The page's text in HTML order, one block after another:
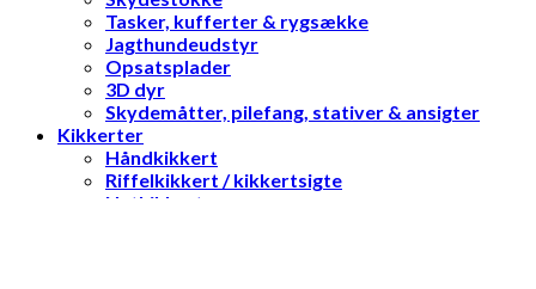
Tasker, kufferter & rygsække
Jagthundeudstyr
Opsatsplader
3D dyr
Skydemåtter, pilefang, stativer & ansigter
Kikkerter
Håndkikkert
Riffelkikkert / kikkertsigte
Natkikkerter